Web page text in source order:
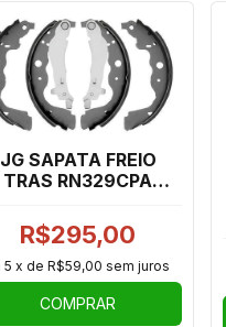
JG SAPATA FREIO
TRAS RN329CPA
OROCH
R$295,00
5 x de R$59,00 sem juros
COMPRAR